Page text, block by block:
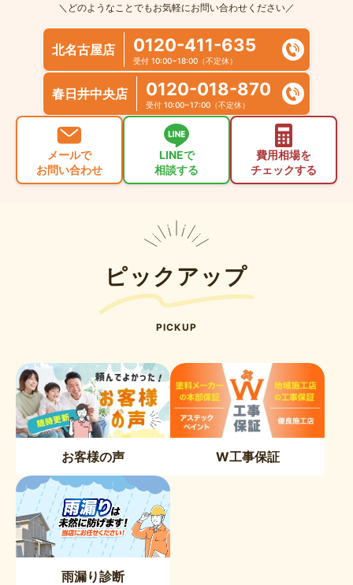
＼どのようなことでもお気軽にお問い合わせください／
北名古屋店 0120-411-635
受付 10:00~18:00（不定休）
春日井中央店 0120-018-870
受付 10:00~17:00（不定休）
メールで
お問い合わせ
LINEで
相談する
費用相場を
チェックする
ピックアップ
PICKUP
お客様の声 W工事保証
雨漏り診断